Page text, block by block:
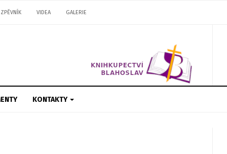
ZPĚVNÍK VIDEA GALERIE
KONTAKTY